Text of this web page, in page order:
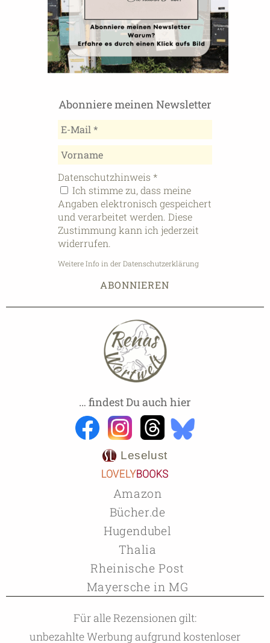
Abonniere meinen Newsletter
Datenschutzhinweis *
Ich stimme zu, dass meine
Angaben elektronisch gespeichert
und verarbeitet werden. Diese
Zustimmung kann ich jederzeit
widerrufen.
Weitere Info in der Datenschutzerklärung
… findest Du auch hier
Leselust
Amazon
Bücher.de
Hugendubel
Thalia
Rheinische Post
Mayersche in MG
Für alle Rezensionen gilt:
unbezahlte Werbung aufgrund kostenloser